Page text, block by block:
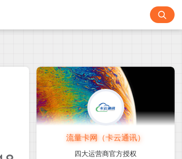
流量卡网（卡云通讯）
四大运营商官方授权